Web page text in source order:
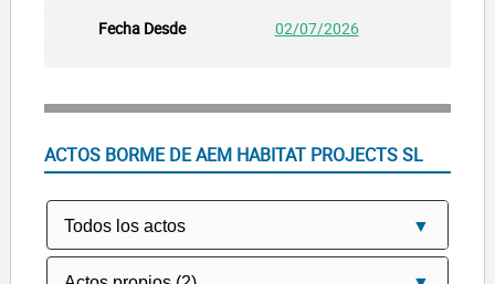
02/07/2026
ACTOS BORME DE AEM HABITAT PROJECTS SL